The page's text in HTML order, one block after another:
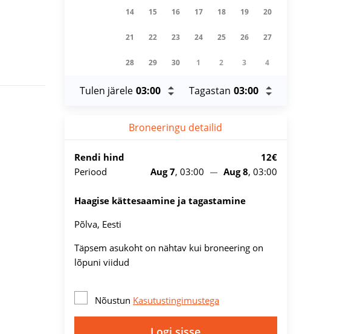
14 15 16 17 18 19 20
21 22 23 24 25 26 27
28 29 30 1 2 3 4
Tulen järele Tagastan
Broneeringu detailid
Rendi hind
12€
Periood
Aug 7, 03:00 Aug 8, 03:00
Haagise kättesaamine ja tagastamine
Põlva, Eesti
Täpsem asukoht on nähtav kui broneering on
lõpuni viidud
Nõustun Kasutustingimustega